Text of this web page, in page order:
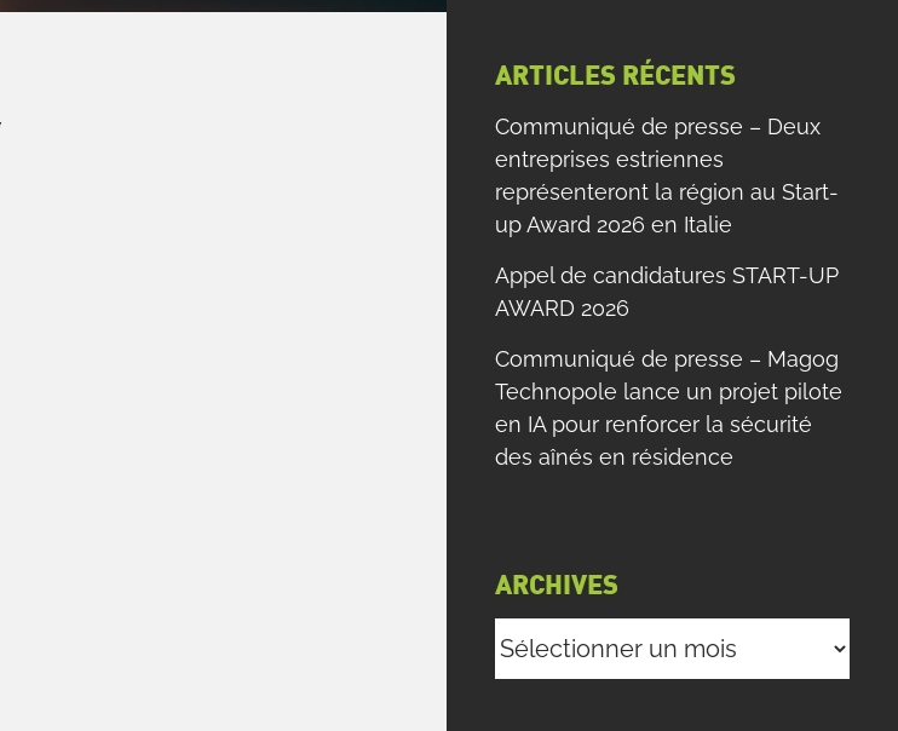
ARTICLES RÉCENTS
Communiqué de presse – Deux
entreprises estriennes
représenteront la région au Start-
up Award 2026 en Italie
Appel de candidatures START-UP
AWARD 2026
Communiqué de presse – Magog
Technopole lance un projet pilote
en IA pour renforcer la sécurité
des aînés en résidence
ARCHIVES
Archives